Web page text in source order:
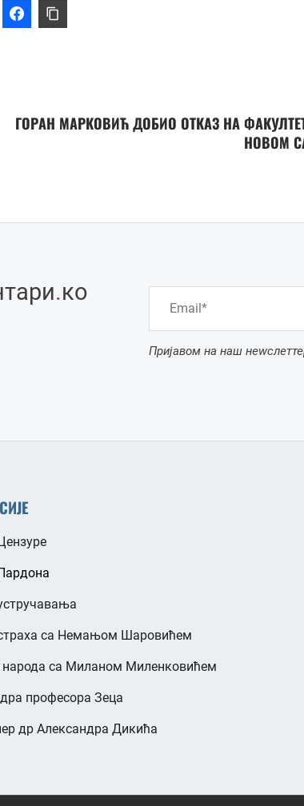
ГОРАН МАРКОВИЋ ДОБИО ОТКАЗ НА
НОВОМ
.ко
Пријавом на наш
са Немањом Шаровићем
народа са Миланом Миленковићем
професора Зеца
др Александра Дикића